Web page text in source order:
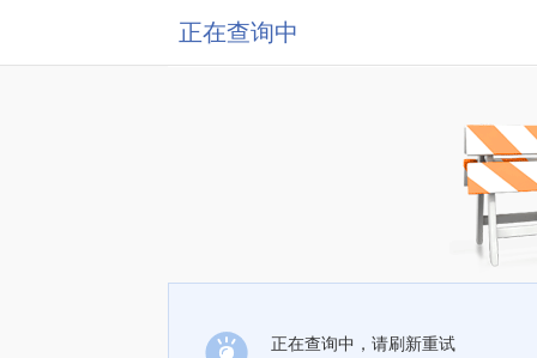
正在查询中
正在查询中，请刷新重试